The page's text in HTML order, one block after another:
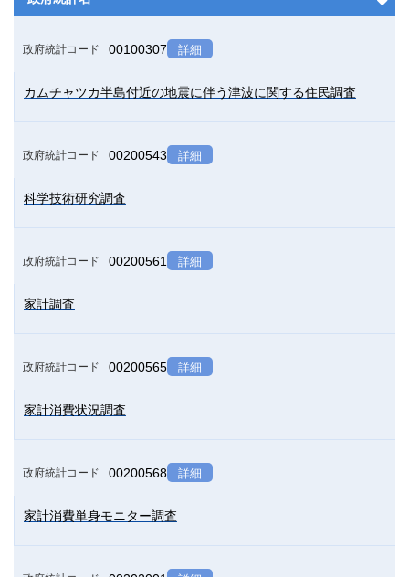
政府統計コード 00100307 詳細
カムチャツカ半島付近の地震に伴う津波に関する住民調査
政府統計コード 00200543 詳細
科学技術研究調査
政府統計コード 00200561 詳細
家計調査
政府統計コード 00200565 詳細
家計消費状況調査
政府統計コード 00200568 詳細
家計消費単身モニター調査